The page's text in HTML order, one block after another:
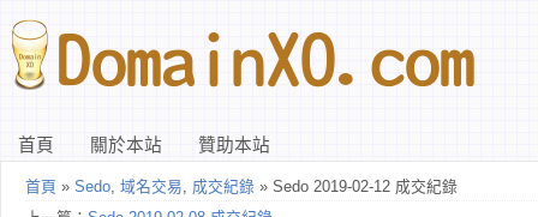
首頁 關於本站 贊助本站
首頁 » Sedo, 域名交易, 成交紀錄 » Sedo 2019-02-12 成交紀錄